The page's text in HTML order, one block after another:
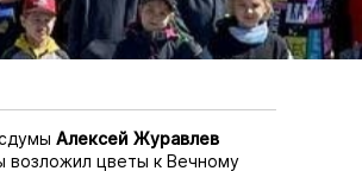
Алексей Журавлев
возложил цветы к Вечному